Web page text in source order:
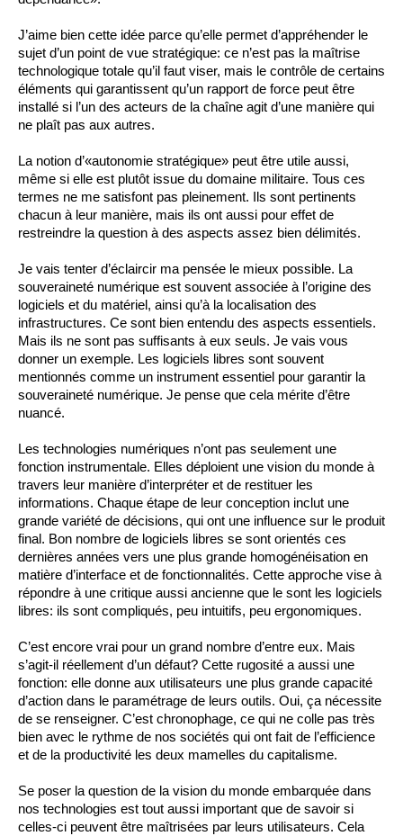
J’aime bien cette idée parce qu’elle permet d’appréhender le
sujet d’un point de vue stratégique: ce n’est pas la maîtrise
technologique totale qu’il faut viser, mais le contrôle de certains
éléments qui garantissent qu’un rapport de force peut être
installé si l’un des acteurs de la chaîne agit d’une manière qui
ne plaît pas aux autres.
La notion d’«autonomie stratégique» peut être utile aussi,
même si elle est plutôt issue du domaine militaire. Tous ces
termes ne me satisfont pas pleinement. Ils sont pertinents
chacun à leur manière, mais ils ont aussi pour effet de
restreindre la question à des aspects assez bien délimités.
Je vais tenter d’éclaircir ma pensée le mieux possible. La
souveraineté numérique est souvent associée à l’origine des
logiciels et du matériel, ainsi qu’à la localisation des
infrastructures. Ce sont bien entendu des aspects essentiels.
Mais ils ne sont pas suffisants à eux seuls. Je vais vous
donner un exemple. Les logiciels libres sont souvent
mentionnés comme un instrument essentiel pour garantir la
souveraineté numérique. Je pense que cela mérite d’être
nuancé.
Les technologies numériques n’ont pas seulement une
fonction instrumentale. Elles déploient une vision du monde à
travers leur manière d’interpréter et de restituer les
informations. Chaque étape de leur conception inclut une
grande variété de décisions, qui ont une influence sur le produit
final. Bon nombre de logiciels libres se sont orientés ces
dernières années vers une plus grande homogénéisation en
matière d’interface et de fonctionnalités. Cette approche vise à
répondre à une critique aussi ancienne que le sont les logiciels
libres: ils sont compliqués, peu intuitifs, peu ergonomiques.
C’est encore vrai pour un grand nombre d’entre eux. Mais
s’agit-il réellement d’un défaut? Cette rugosité a aussi une
fonction: elle donne aux utilisateurs une plus grande capacité
d’action dans le paramétrage de leurs outils. Oui, ça nécessite
de se renseigner. C’est chronophage, ce qui ne colle pas très
bien avec le rythme de nos sociétés qui ont fait de l’efficience
et de la productivité les deux mamelles du capitalisme.
Se poser la question de la vision du monde embarquée dans
nos technologies est tout aussi important que de savoir si
celles-ci peuvent être maîtrisées par leurs utilisateurs. Cela